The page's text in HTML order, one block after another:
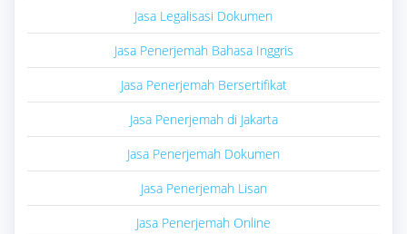
Jasa Legalisasi Dokumen
Jasa Penerjemah Bahasa Inggris
Jasa Penerjemah Bersertifikat
Jasa Penerjemah di Jakarta
Jasa Penerjemah Dokumen
Jasa Penerjemah Lisan
Jasa Penerjemah Online